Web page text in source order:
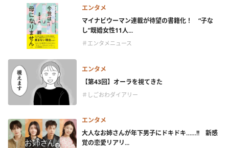
エンタメ
マイナビウーマン連載が待望の書籍化！ “子な
し”既婚女性11人...
＃エンタメニュース
エンタメ
【第43回】オーラを視てきた
＃しごおわダイアリー
エンタメ
大人なお姉さんが年下男子にドキドキ……!! 新感
覚の恋愛リアリ...